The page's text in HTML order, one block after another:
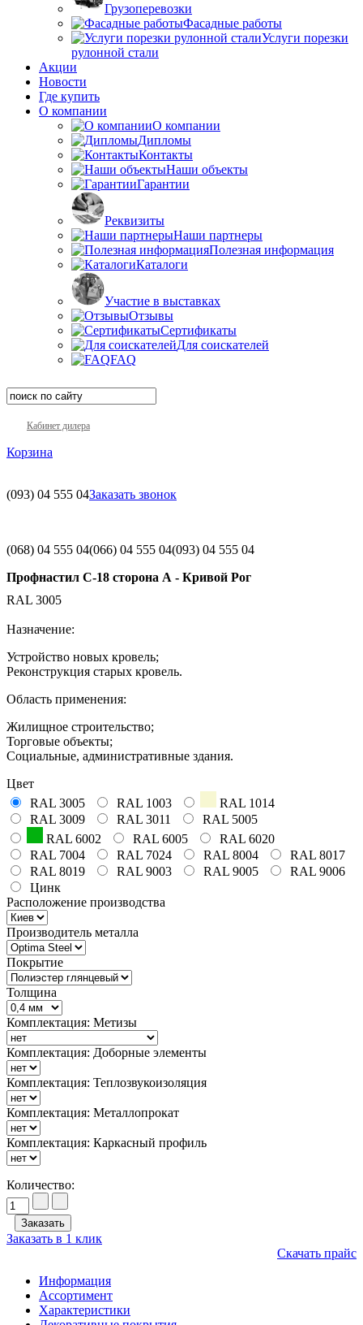
Грузоперевозки
Фасадные работы
Услуги порезки
рулонной стали
Акции
Новости
Где купить
О компании
О компании
Дипломы
Контакты
Наши объекты
Гарантии
Реквизиты
Наши партнеры
Полезная информация
Каталоги
Участие в выставках
Отзывы
Сертификаты
Для соискателей
FAQ
Кабинет дилера
Корзина
(093) 04 555 04Заказать звонок
(068) 04 555 04(066) 04 555 04(093) 04 555 04
Профнастил С-18 сторона А - Кривой Рог
RAL 3005
Назначение:
Устройство новых кровель;
Реконструкция старых кровель.
Область применения:
Жилищное строительство;
Торговые объекты;
Социальные, административные здания.
Цвет
RAL 3005
RAL 1003
RAL 1014
RAL 3009
RAL 3011
RAL 5005
RAL 6002
RAL 6005
RAL 6020
RAL 7004
RAL 7024 RAL 8004
RAL 8017
RAL 8019
RAL 9003 RAL 9005
RAL 9006
Цинк
Расположение производства
Производитель металла
Покрытие
Толщина
Комплектация: Метизы
Комплектация: Доборные элементы
Комплектация: Теплозвукоизоляция
Комплектация: Металлопрокат
Комплектация: Каркасный профиль
Количество:
Заказать в 1 клик
Скачать прайс
Информация
Ассортимент
Характеристики